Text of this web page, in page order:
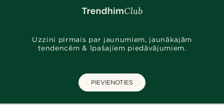
Uzzini pirmais par jaunumiem, jaunākajām
tendencēm & īpašajiem piedāvājumiem.
PIEVIENOTIES